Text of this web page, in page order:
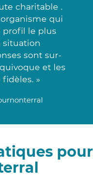
charitable .
qui
profil le plus
situation
sont sur-
et les
»
pour